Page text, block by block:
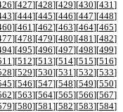
][427][428][429][430][431 ]
][444][445][446][447][448]
][461 ][462][463][464][465]
][478][479][480][481 ][482]
][495][496][497][498][499]
][512][513][514][515][516]
][529][530][531 ][532][533]
][546][547][548][549][550]
][563][564][565][566][567]
][580][581 ][582][583][584]